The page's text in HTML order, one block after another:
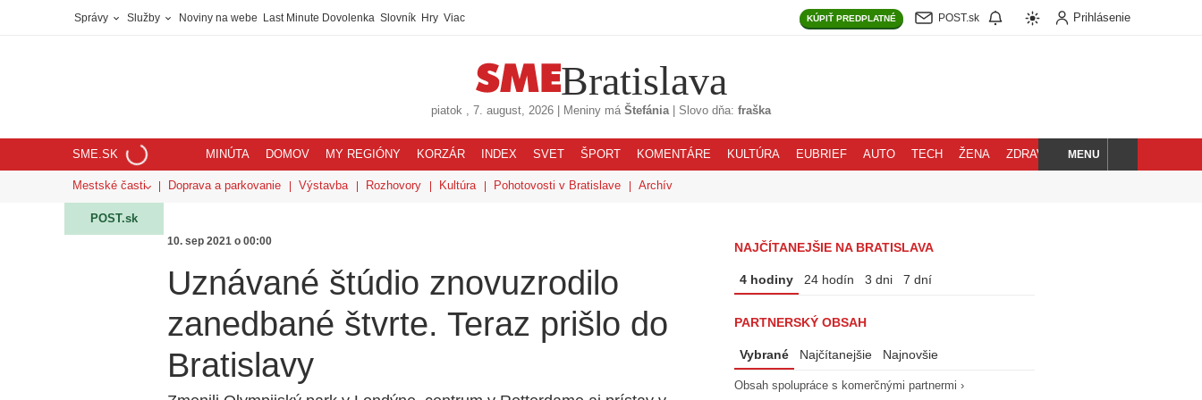
Správy Služby Noviny na webe Last Minute Dovolenka Slovník Hry Viac KÚPIŤ PREDPLATNÉ POST.sk Prihlásenie
Bratislava
piatok , 7. august, 2026 Meniny má Štefánia| Slovo dňa: fraška
SME.SK MINÚTA DOMOV MY REGIÓNY KORZÁR INDEX SVET ŠPORT KOMENTÁRE KULTÚRA EUBRIEF AUTO TECH ŽENA ZDRAVIE BLOG
HĽADAJMENU
Mestské časti Doprava a parkovanie Výstavba Rozhovory Kultúra Pohotovosti v Bratislave Archív
POST.sk
10. sep 2021 o 00:00
Uznávané štúdio znovuzrodilo
zanedbané štvrte. Teraz prišlo do
Bratislavy
NAJČÍTANEJŠIE NA BRATISLAVA
4 hodiny 24 hodín 3 dni 7 dní
PARTNERSKÝ OBSAH
Vybrané Najčítanejšie Najnovšie
Obsah spolupráce s komerčnými partnermi ›